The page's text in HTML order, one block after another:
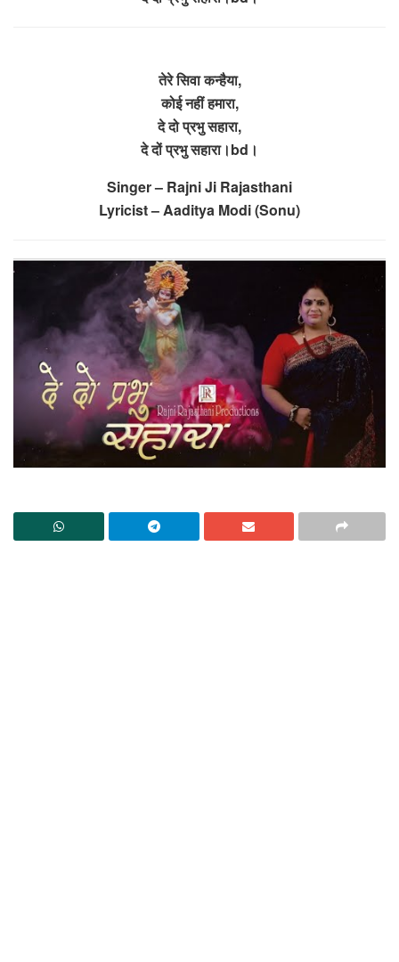
तेरे सिवा कन्हैया,
कोई नहीं हमारा,
दे दो प्रभु सहारा,
दे दों प्रभु सहारा।bd।
Singer – Rajni Ji Rajasthani
Lyricist – Aaditya Modi (Sonu)